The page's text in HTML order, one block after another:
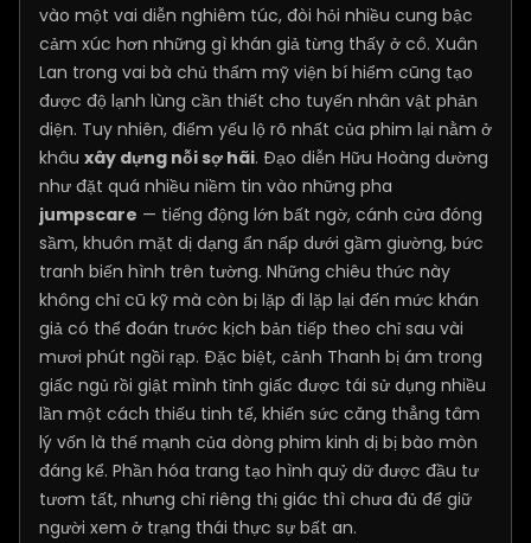
vào một vai diễn nghiêm túc, đòi hỏi nhiều cung bậc
cảm xúc hơn những gì khán giả từng thấy ở cô. Xuân
Lan trong vai bà chủ thẩm mỹ viện bí hiểm cũng tạo
được độ lạnh lùng cần thiết cho tuyến nhân vật phản
diện. Tuy nhiên, điểm yếu lộ rõ nhất của phim lại nằm ở
khâu xây dựng nỗi sợ hãi. Đạo diễn Hữu Hoàng dường
như đặt quá nhiều niềm tin vào những pha
jumpscare — tiếng động lớn bất ngờ, cánh cửa đóng
sầm, khuôn mặt dị dạng ẩn nấp dưới gầm giường, bức
tranh biến hình trên tường. Những chiêu thức này
không chỉ cũ kỹ mà còn bị lặp đi lặp lại đến mức khán
giả có thể đoán trước kịch bản tiếp theo chỉ sau vài
mươi phút ngồi rạp. Đặc biệt, cảnh Thanh bị ám trong
giấc ngủ rồi giật mình tỉnh giấc được tái sử dụng nhiều
lần một cách thiếu tinh tế, khiến sức căng thẳng tâm
lý vốn là thế mạnh của dòng phim kinh dị bị bào mòn
đáng kể. Phần hóa trang tạo hình quỷ dữ được đầu tư
tươm tất, nhưng chỉ riêng thị giác thì chưa đủ để giữ
người xem ở trạng thái thực sự bất an.